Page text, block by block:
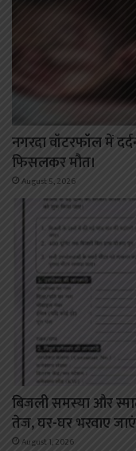
नगरदा वॉटरफॉल में
फिसलकर मौत।
August 5, 2026
बिजली समस्या और
तेज, घर-घर भरवाए
August 1, 2026